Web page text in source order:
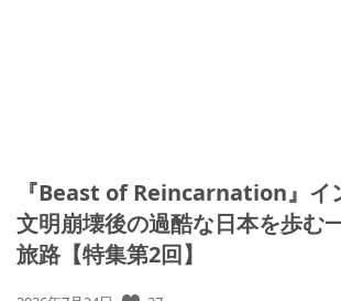
『Beast of Reincarnation』イ
文明崩壊後の過酷な日本を歩む
旅路【特集第2回】